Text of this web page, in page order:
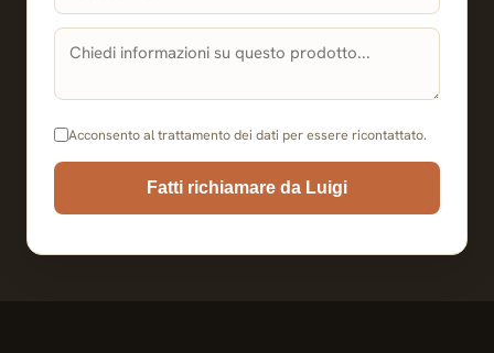
Acconsento al trattamento dei dati per essere ricontattato.
Fatti richiamare da Luigi